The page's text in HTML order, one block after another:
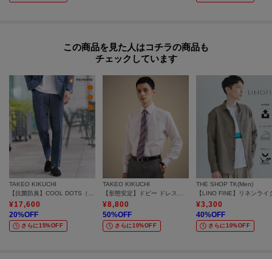
この商品を見た人はコチラの商品も
チェックしています
TAKEO KIKUCHI
¥17,600
20%OFF
さらに15%OFF
TAKEO KIKUCHI
¥8,800
50%OFF
さらに10%OFF
THE SHOP TK(Men)
¥3,300
40%OFF
さらに10%OFF